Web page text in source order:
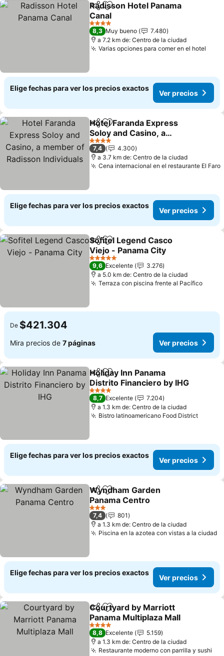
CompartirAgregar a favoritos
Radisson Hotel Panama
Canal
Ver precios
4 Estrellas
8,3 Muy bueno
7.480
a 7.2 km de: Centro de la ciudad
Varias opciones para comer en el hotel
Elige fechas para ver los precios exactos
Ver precios
CompartirAgregar a favoritos
Hotel Faranda Express
Soloy and Casino, a
member of Radisson
Individuals
Ver precios
4 Estrellas
7,4
4.300
a 3.7 km de: Centro de la ciudad
Cena internacional en el restaurante El Faro
Elige fechas para ver los precios exactos
Ver precios
CompartirAgregar a favoritos
Sofitel Legend Casco
Viejo - Panama City
Ver precios
5 Estrellas
9,6 Excelente
3.276
a 5.0 km de: Centro de la ciudad
Terraza con piscina frente al PacíficoVer
De $421.304
Mira precios de 7 páginas Ver precios
CompartirAgregar a favoritos
Holiday Inn Panama
Distrito Financiero by IHG
Ver precios
4 Estrellas
8,7 Excelente
7.204
a 1.3 km de: Centro de la ciudad
Bistro latinoamericano Food DistrictVer
Elige fechas para ver los precios exactos
Ver precios
CompartirAgregar a favoritos
Wyndham Garden
Panama Centro
Ver precios
3 Estrellas
7,4
801
a 1.3 km de: Centro de la ciudad
Piscina en la azotea con vistas a la ciudad
Elige fechas para ver los precios exactos
Ver precios
CompartirAgregar a favoritos
Courtyard by Marriott
Panama Multiplaza Mall
Ver precios
4 Estrellas
8,8 Excelente
5.159
a 1.3 km de: Centro de la ciudad
Restaurante moderno con parrilla y sushi